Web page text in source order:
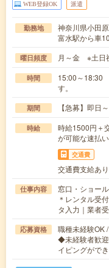
WEB登録OK 派遣
勤務地
神奈川県小田
富水駅から車
曜日頻度 月～金 ※土日
時間
15:00～18:30
す。
期間 【急募】即日
時給
時給1500円
が可能な速払
交通費
交通費支給あり
仕事内容
窓口・ショー
＊レンタル受
タ入力｜業者
応募資格
職種未経験OK
◆未経験者歓
イピングがで